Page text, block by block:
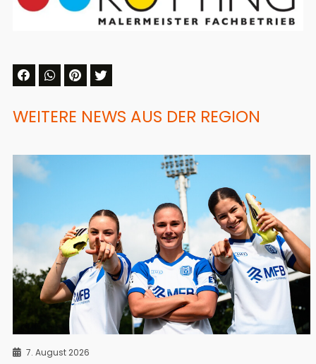
WEITERE NEWS AUS DER REGION
7. August 2026